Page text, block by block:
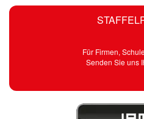
Für Firmen,
Senden Sie uns